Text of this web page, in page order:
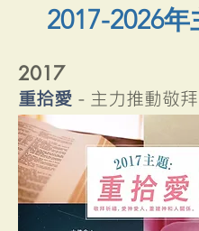
2017-2026年
2017
重拾愛 - 主力推動敬